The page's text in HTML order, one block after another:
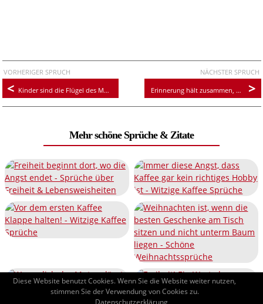
VORHERIGER SPRUCH
Kinder sind die Flügel des Menschen
NÄCHSTER SPRUCH
Erinnerung hält zusammen, was schon lange getrennt ist
Mehr schöne Sprüche & Zitate
Diese Website benutzt Cookies. Wenn Sie die Website weiter nutzen,
stimmen Sie der Verwendung von Cookies zu.
Datenschutzerklärung